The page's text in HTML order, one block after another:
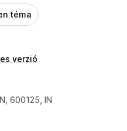
téma
verzió
600125, IN